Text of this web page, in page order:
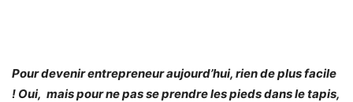
Pour devenir entrepreneur aujourd’hui, rien de plus facile
! Oui, mais pour ne pas se prendre les pieds dans le tapis,